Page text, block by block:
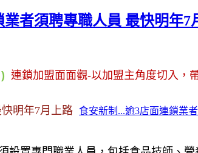
者須聘專職人員 最快明年7
連鎖加盟面面觀-以加盟主角度切入，
明年7月上路 食安新制...逾3店面連鎖業